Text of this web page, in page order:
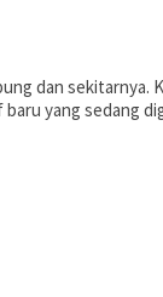
dan
yang sedang